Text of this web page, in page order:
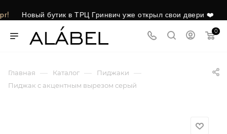
Новый бутик в ТРЦ Гринвич уже открыл свои двери ❤️
0
Главная — Каталог — Пиджаки —
Пиджак с акцентным вырезом серый